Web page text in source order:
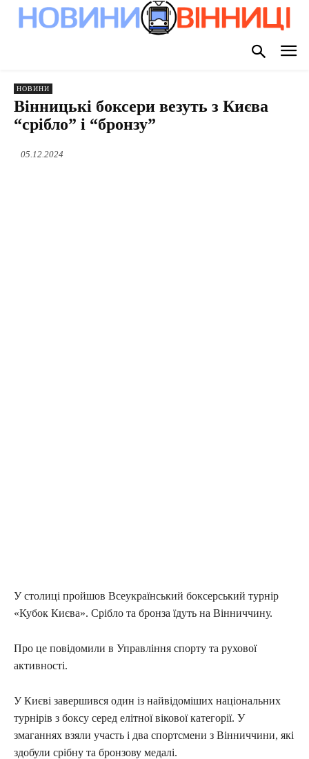
НОВИНИ
Вінницькі боксери везуть з Києва
“срібло” і “бронзу”
05.12.2024
У столиці пройшов Всеукраїнський боксерський турнір
«Кубок Києва». Срібло та бронза їдуть на Вінниччину.
Про це повідомили в Управління спорту та рухової
активності.
У Києві завершився один із найвідоміших національних
турнірів з боксу серед елітної вікової категорії. У
змаганнях взяли участь і два спортсмени з Вінниччини, які
здобули срібну та бронзову медалі.